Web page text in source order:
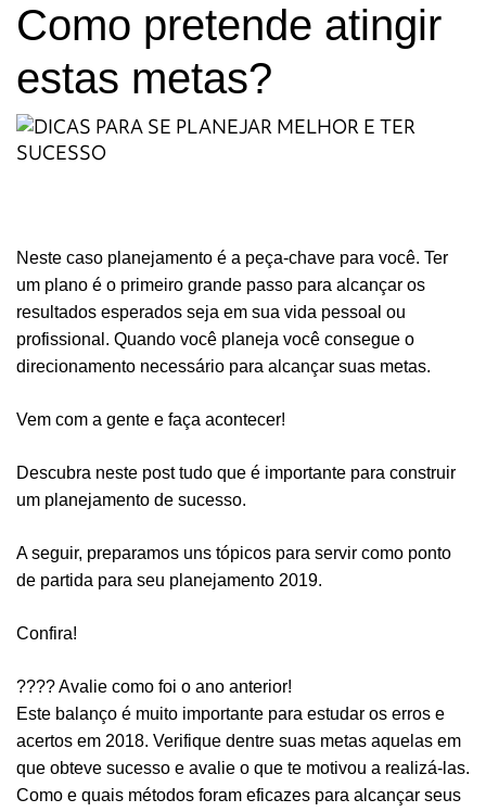
Como pretende atingir
estas metas?
Neste caso planejamento é a peça-chave para você. Ter
um plano é o primeiro grande passo para alcançar os
resultados esperados seja em sua vida pessoal ou
profissional. Quando você planeja você consegue o
direcionamento necessário para alcançar suas metas.
Vem com a gente e faça acontecer!
Descubra neste post tudo que é importante para construir
um planejamento de sucesso.
A seguir, preparamos uns tópicos para servir como ponto
de partida para seu planejamento 2019.
Confira!
???? Avalie como foi o ano anterior!
Este balanço é muito importante para estudar os erros e
acertos em 2018. Verifique dentre suas metas aquelas em
que obteve sucesso e avalie o que te motivou a realizá-las.
Como e quais métodos foram eficazes para alcançar seus